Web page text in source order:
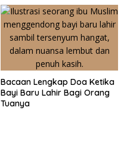
Bacaan Lengkap Doa Ketika
Bayi Baru Lahir Bagi Orang
Tuanya